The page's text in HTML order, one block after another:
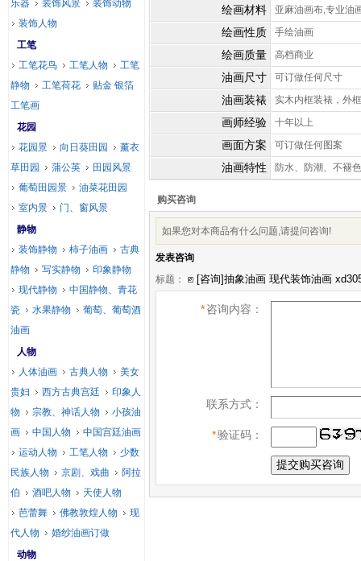
绘画材料 亚麻油画布,专业油
绘画性质 手绘油画
绘画质量 高档商业
油画尺寸 可订做任何尺寸
油画装裱 实木内框装裱，外
画师经验 十年以上
画面方案 可订做任何图案
油画特性 防水、防潮、不褪色
购买咨询
如果您对本商品有什么问题,请提问咨询!
发表咨询
标题：
*咨询内容：
联系方式：
*验证码：
乐器 装饰风景
装饰动物
装饰人物
工笔
工笔花鸟
工笔人物
工笔
静物
工笔荷花
贴金 银箔
工笔画
花园
花园景
向日葵田园
薰衣
草田园
蒲公英
田园风景
葡萄田园景
油菜花田园
室内景
门、窗风景
静物
装饰静物
柿子油画
古典
静物
写实静物
印象静物
现代静物
中国静物、青花
瓷
水果静物
葡萄、葡萄酒
油画
人物
人体油画
古典人物
美女
贵妇
西方古典宫廷
印象人
物
宗教、神话人物
小孩油
画
中国人物
中国宫廷油画
运动人物
工笔人物
少数
民族人物
京剧、戏曲
阿拉
伯
酒吧人物
天使人物
芭蕾舞
佛教敦煌人物
现
代人物
婚纱油画订做
动物